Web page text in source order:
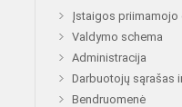
Įstaigos priimamojo
Valdymo schema
Administracija
Darbuotojų sąrašas
Bendruomenė